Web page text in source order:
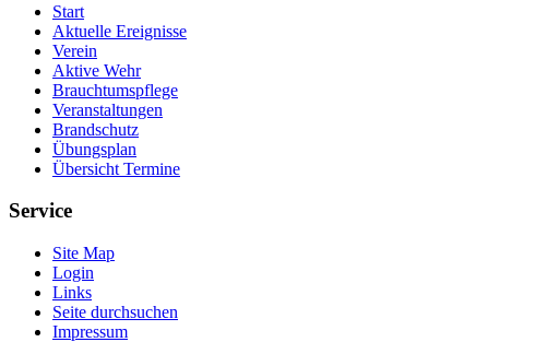
Start
Aktuelle Ereignisse
Verein
Aktive Wehr
Brauchtumspflege
Veranstaltungen
Brandschutz
Übungsplan
Übersicht Termine
Service
Site Map
Login
Links
Seite durchsuchen
Impressum